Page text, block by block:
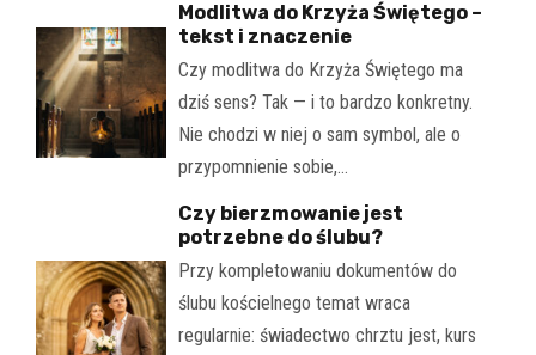
Modlitwa do Krzyża Świętego –
tekst i znaczenie
Czy modlitwa do Krzyża Świętego ma
dziś sens? Tak — i to bardzo konkretny.
Nie chodzi w niej o sam symbol, ale o
przypomnienie sobie,…
Czy bierzmowanie jest
potrzebne do ślubu?
Przy kompletowaniu dokumentów do
ślubu kościelnego temat wraca
regularnie: świadectwo chrztu jest, kurs